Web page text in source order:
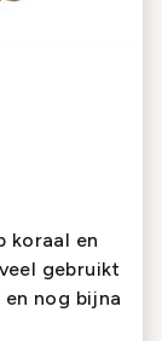
koraal en
gebruikt
en nog bijna